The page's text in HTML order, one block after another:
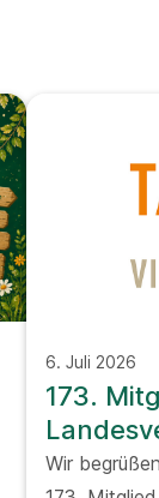
6. Juli 2026
173.
Wir